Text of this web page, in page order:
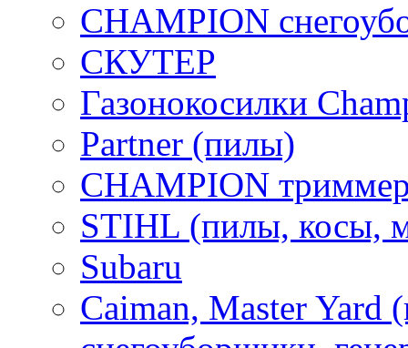
CHAMPION
СКУТЕР
Газонокосилки
Partner (пилы)
CHAMPION
STIHL (пилы, косы,
Subaru
Caiman, Master Yard